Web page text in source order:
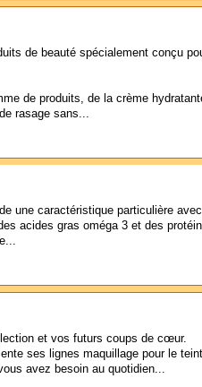
de beauté spécialement conçu
de produits, de la crème
rasage sans...
une caractéristique particulière
acides gras oméga 3 et des
et vos futurs coups de cœur.
ses lignes maquillage pour le
avez besoin au quotidien...